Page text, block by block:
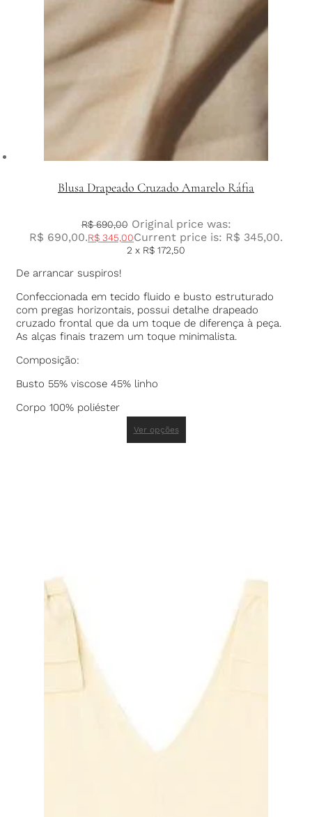
Blusa Drapeado Cruzado Amarelo Ráfia
R$690,00 Original price was:
R$ 690,00.R$ 345,00Current price is: R$ 345,00.
2 x R$ 172,50
De arrancar suspiros!
Confeccionada em tecido fluido e busto estruturado
com pregas horizontais, possui detalhe drapeado
cruzado frontal que da um toque de diferença à peça.
As alças finais trazem um toque minimalista.
Composição:
Busto 55% viscose 45% linho
Corpo 100% poliéster
Ver opções